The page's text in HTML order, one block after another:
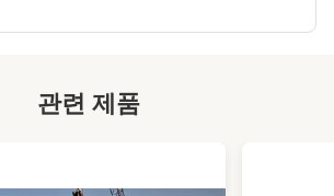
고객 요구 사항에 따라서
관련 제품